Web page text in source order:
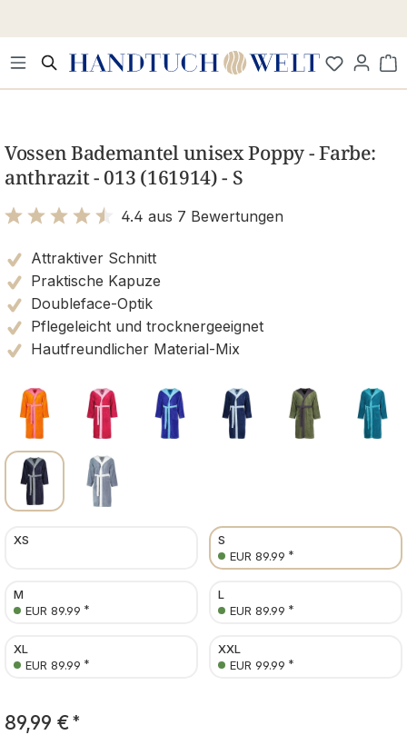
Vossen Bademantel unisex Poppy - Farbe:
anthrazit - 013 (161914) - S
4.4 aus 7 Bewertungen
Attraktiver Schnitt
Praktische Kapuze
Doubleface-Optik
Pflegeleicht und trocknergeeignet
Hautfreundlicher Material-Mix
XS
S
EUR 89.99 *
M
EUR 89.99 *
L
EUR 89.99 *
XL
EUR 89.99 *
XXL
EUR 99.99 *
89,99 € *